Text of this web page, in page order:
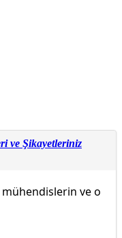
ve Şikayetleriniz
mühendislerin ve o